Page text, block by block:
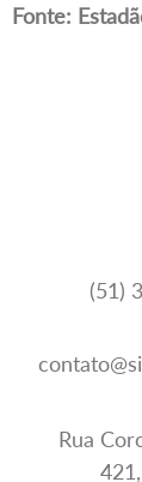
Fonte:
(51)
Rua